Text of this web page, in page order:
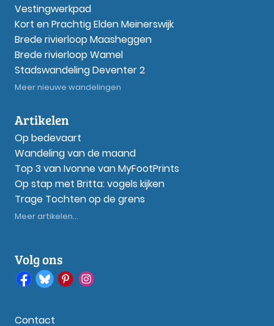
Vestingwerkpad
Kort en Prachtig Elden Meinerswijk
Brede rivierloop Maasheggen
Brede rivierloop Wamel
Stadswandeling Deventer 2
Meer nieuwe wandelingen
Artikelen
Op bedevaart
Wandeling van de maand
Top 3 van Ivonne van MyFootPrints
Op stap met Britta: vogels kijken
Trage Tochten op de grens
Meer artikelen...
Volg ons
Contact